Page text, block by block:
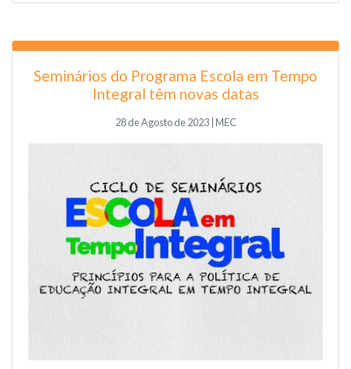
Seminários do Programa Escola em Tempo
Integral têm novas datas
28 de Agosto de 2023 | MEC